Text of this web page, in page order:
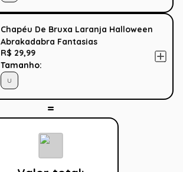
Chapéu De Bruxa Laranja Halloween
Abrakadabra Fantasias
R$ 29,99
Tamanho:
U